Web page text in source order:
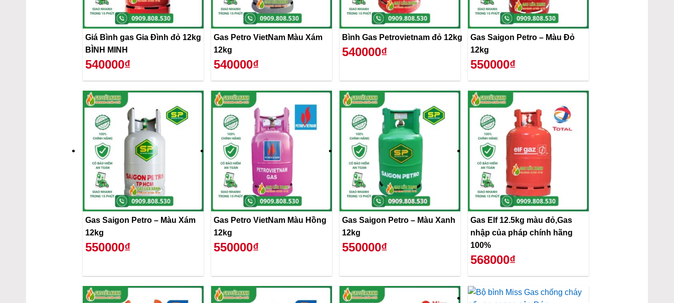
Giá Bình gas Gia Đình đỏ 12kg
BÌNH MINH
540000₫
Gas Petro VietNam Màu Xám
12kg
540000₫
Bình Gas Petrovietnam đỏ 12kg
540000₫
Gas Saigon Petro – Màu Đỏ
12kg
550000₫
Gas Saigon Petro – Màu Xám
12kg
550000₫
Gas Petro VietNam Màu Hồng
12kg
550000₫
Gas Saigon Petro – Màu Xanh
12kg
550000₫
Gas Elf 12.5kg màu đỏ,Gas
nhập của pháp chính hãng
100%
568000₫